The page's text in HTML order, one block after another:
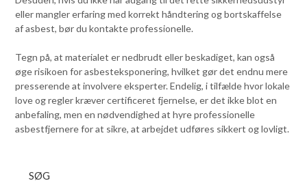
eller mangler erfaring med korrekt håndtering og bortskaffelse
af asbest, bør du kontakte professionelle.
Tegn på, at materialet er nedbrudt eller beskadiget, kan også
øge risikoen for asbesteksponering, hvilket gør det endnu mere
presserende at involvere eksperter. Endelig, i tilfælde hvor lokale
love og regler kræver certificeret fjernelse, er det ikke blot en
anbefaling, men en nødvendighed at hyre professionelle
asbestfjernere for at sikre, at arbejdet udføres sikkert og lovligt.
SØG